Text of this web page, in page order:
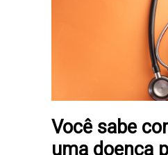
Você sabe
uma doença